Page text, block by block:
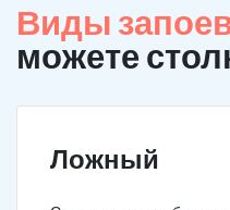
Виды
можете
Ложный